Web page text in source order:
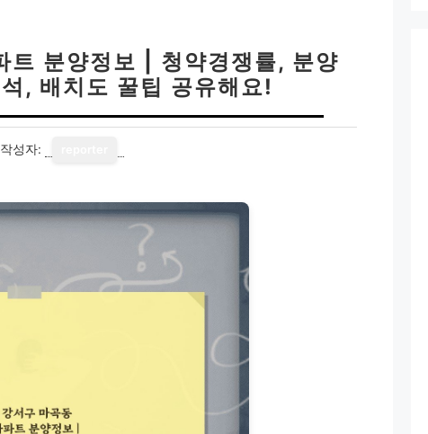
트 분양정보 | 청약경쟁률, 분양
, 배치도 꿀팁 공유해요!
작성자: